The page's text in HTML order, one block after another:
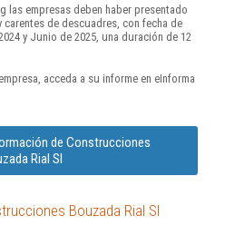
las empresas deben haber presentado
de descuadres, con fecha de
y Junio de 2025, una duración de 12
acceda a su informe en eInforma
de Construcciones
Rial Sl
Bouzada Rial Sl